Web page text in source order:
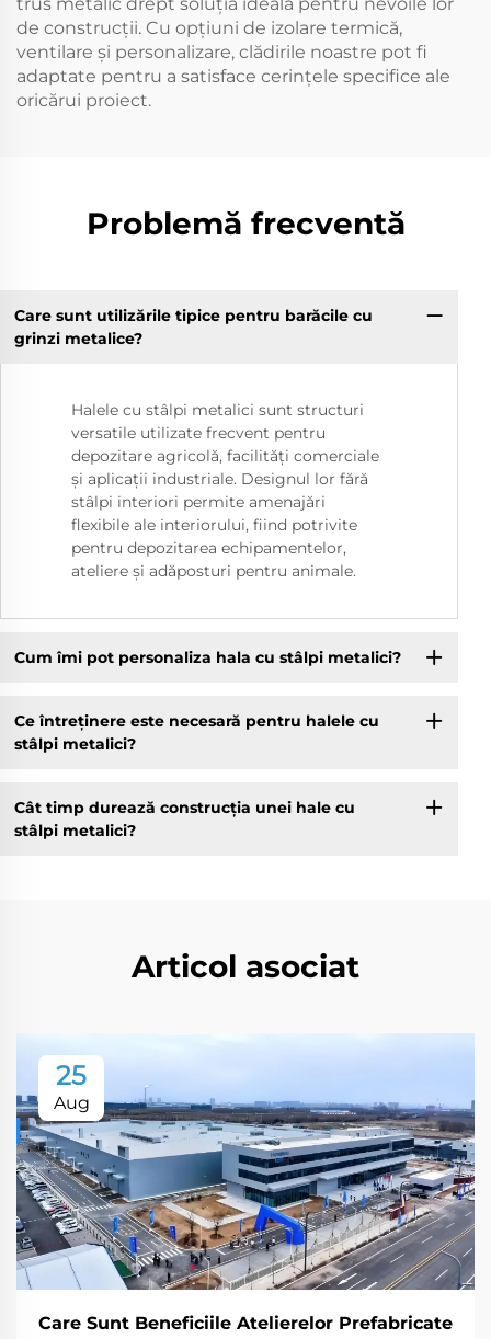
de construcții. Cu opțiuni de izolare termică,
ventilare și personalizare, clădirile noastre pot fi
adaptate pentru a satisface cerințele specifice ale
oricărui proiect.
Problemă frecventă
Care sunt utilizările tipice pentru barăcile cu
grinzi metalice?
Halele cu stâlpi metalici sunt structuri
versatile utilizate frecvent pentru
depozitare agricolă, facilități comerciale
și aplicații industriale. Designul lor fără
stâlpi interiori permite amenajări
flexibile ale interiorului, fiind potrivite
pentru depozitarea echipamentelor,
ateliere și adăposturi pentru animale.
Cum îmi pot personaliza hala cu stâlpi metalici?
Ce întreținere este necesară pentru halele cu
stâlpi metalici?
Cât timp durează construcția unei hale cu
stâlpi metalici?
Articol asociat
25
Aug
Care Sunt Beneficiile Atelierelor Prefabricate